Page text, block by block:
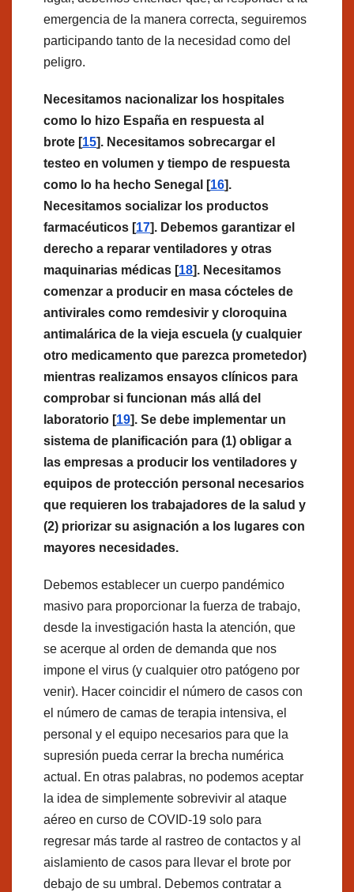
emergencia de la manera correcta, seguiremos
participando tanto de la necesidad como del
peligro.
Necesitamos nacionalizar los hospitales
como lo hizo España en respuesta al
brote [15]. Necesitamos sobrecargar el
testeo en volumen y tiempo de respuesta
como lo ha hecho Senegal [16].
Necesitamos socializar los productos
farmacéuticos [17]. Debemos garantizar el
derecho a reparar ventiladores y otras
maquinarias médicas [18]. Necesitamos
comenzar a producir en masa cócteles de
antivirales como remdesivir y cloroquina
antimalárica de la vieja escuela (y cualquier
otro medicamento que parezca prometedor)
mientras realizamos ensayos clínicos para
comprobar si funcionan más allá del
laboratorio [19]. Se debe implementar un
sistema de planificación para (1) obligar a
las empresas a producir los ventiladores y
equipos de protección personal necesarios
que requieren los trabajadores de la salud y
(2) priorizar su asignación a los lugares con
mayores necesidades.
Debemos establecer un cuerpo pandémico
masivo para proporcionar la fuerza de trabajo,
desde la investigación hasta la atención, que
se acerque al orden de demanda que nos
impone el virus (y cualquier otro patógeno por
venir). Hacer coincidir el número de casos con
el número de camas de terapia intensiva, el
personal y el equipo necesarios para que la
supresión pueda cerrar la brecha numérica
actual. En otras palabras, no podemos aceptar
la idea de simplemente sobrevivir al ataque
aéreo en curso de COVID-19 solo para
regresar más tarde al rastreo de contactos y al
aislamiento de casos para llevar el brote por
debajo de su umbral. Debemos contratar a